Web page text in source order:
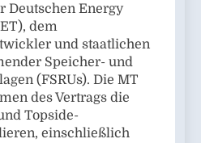
Deutschen Energy
dem
und staatlichen
Speicher- und
(FSRUs). Die MT
des Vertrags die
Topside-
einschließlich